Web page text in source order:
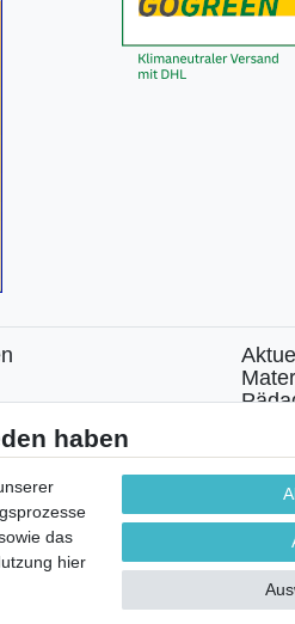
erklärung
das
hier